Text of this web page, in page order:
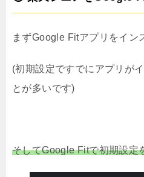
まずGoogle Fitアプリをイン
(初期設定ですでにアプリが
とが多いです)
そしてGoogle Fitで初期設定